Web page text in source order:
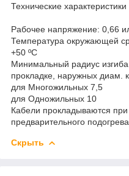
Технические характеристики
Рабочее напряжение: 0,66
Температура окружающей
+50 ºС
Минимальный радиус
прокладке, наружных диам.
для Многожильных 7,5
для Одножильных 10
Кабели прокладываются
предварительного
Скрыть